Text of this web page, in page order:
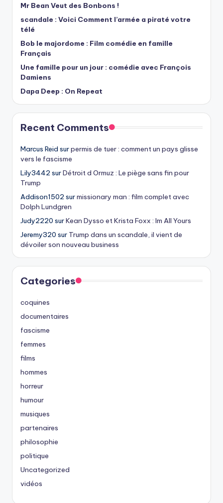
Mr Bean Veut des Bonbons !
scandale : Voici Comment l’armée a piraté votre
télé
Bob le majordome : Film comédie en famille
Français
Une famille pour un jour : comédie avec François
Damiens
Dapa Deep : On Repeat
Recent Comments
Marcus Reid surpermis de tuer : comment un pays glisse
vers le fascisme
Lily3442 surDétroit d Ormuz : Le piège sans fin pour
Trump
Addison1502 surmissionary man : film complet avec
Dolph Lundgren
Judy2220 surKean Dysso et Krista Foxx : Im All Yours
Jeremy320 sur Trump dans un scandale, il vient de
dévoiler son nouveau business
Categories
coquines
documentaires
fascisme
femmes
films
hommes
horreur
humour
musiques
partenaires
philosophie
politique
Uncategorized
vidéos